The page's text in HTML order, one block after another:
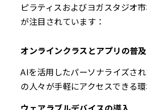
ピラティスおよびヨガスタジオ
が注目されています：
オンラインクラスとアプリの普及
AIを活用したパーソナライズさ
の人々が手軽にアクセスできる環